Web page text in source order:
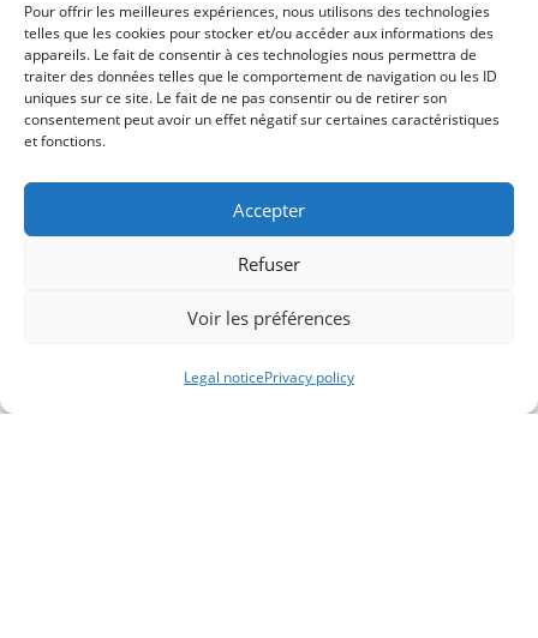
Pour offrir les meilleures expériences, nous utilisons des technologies
telles que les cookies pour stocker et/ou accéder aux informations des
appareils. Le fait de consentir à ces technologies nous permettra de
traiter des données telles que le comportement de navigation ou les ID
uniques sur ce site. Le fait de ne pas consentir ou de retirer son
consentement peut avoir un effet négatif sur certaines caractéristiques
et fonctions.
Accepter
Refuser
Voir les préférences
Legal noticePrivacy policy